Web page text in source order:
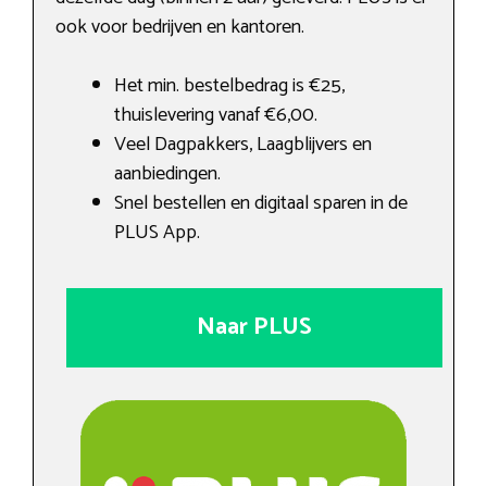
ook voor bedrijven en kantoren.
Het min. bestelbedrag is €25,
thuislevering vanaf €6,00.
Veel Dagpakkers, Laagblijvers en
aanbiedingen.
Snel bestellen en digitaal sparen in de
PLUS App.
Naar PLUS